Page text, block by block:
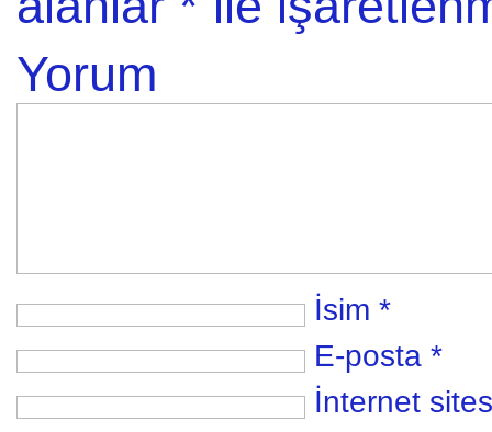
Yorum
İsim *
E-posta *
İnternet